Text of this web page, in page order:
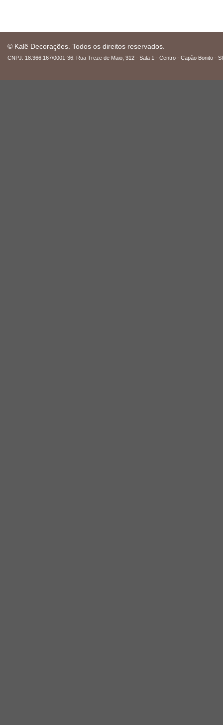
© Kalê Decorações. Todos os direitos reservados.
CNPJ: 18.366.167/0001-36. Rua Treze de Maio, 312 - Sala 1 - Centro - Capão Bonito -